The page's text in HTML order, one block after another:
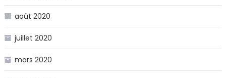
août 2020
juillet 2020
mars 2020